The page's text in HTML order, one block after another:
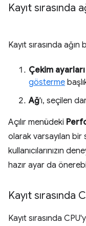
Kayıt sırasında
Kayıt sırasında
Çekim ayarları
gösterme
Ağ'ı, seçilen
Açılır menüdeki
olarak varsayılan bir
kullanıcılarınızın
hazır ayar da
Kayıt sırasında
Kayıt sırasında